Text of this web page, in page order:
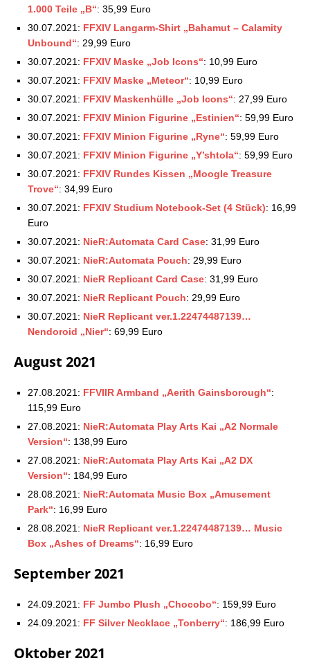
1.000 Teile „B“: 35,99 Euro
30.07.2021: FFXIV Langarm-Shirt „Bahamut – Calamity
Unbound“: 29,99 Euro
30.07.2021: FFXIV Maske „Job Icons“: 10,99 Euro
30.07.2021: FFXIV Maske „Meteor“: 10,99 Euro
30.07.2021: FFXIV Maskenhülle „Job Icons“: 27,99 Euro
30.07.2021: FFXIV Minion Figurine „Estinien“: 59,99 Euro
30.07.2021: FFXIV Minion Figurine „Ryne“: 59,99 Euro
30.07.2021: FFXIV Minion Figurine „Y’shtola“: 59,99 Euro
30.07.2021: FFXIV Rundes Kissen „Moogle Treasure
Trove“: 34,99 Euro
30.07.2021: FFXIV Studium Notebook-Set (4 Stück): 16,99
Euro
30.07.2021: NieR:Automata Card Case: 31,99 Euro
30.07.2021: NieR:Automata Pouch: 29,99 Euro
30.07.2021: NieR Replicant Card Case: 31,99 Euro
30.07.2021: NieR Replicant Pouch: 29,99 Euro
30.07.2021: NieR Replicant ver.1.22474487139…
Nendoroid „Nier“: 69,99 Euro
August 2021
27.08.2021: FFVIIR Armband „Aerith Gainsborough“:
115,99 Euro
27.08.2021: NieR:Automata Play Arts Kai „A2 Normale
Version“: 138,99 Euro
27.08.2021: NieR:Automata Play Arts Kai „A2 DX
Version“: 184,99 Euro
28.08.2021: NieR:Automata Music Box „Amusement
Park“: 16,99 Euro
28.08.2021: NieR Replicant ver.1.22474487139… Music
Box „Ashes of Dreams“: 16,99 Euro
September 2021
24.09.2021: FF Jumbo Plush „Chocobo“: 159,99 Euro
24.09.2021: FF Silver Necklace „Tonberry“: 186,99 Euro
Oktober 2021